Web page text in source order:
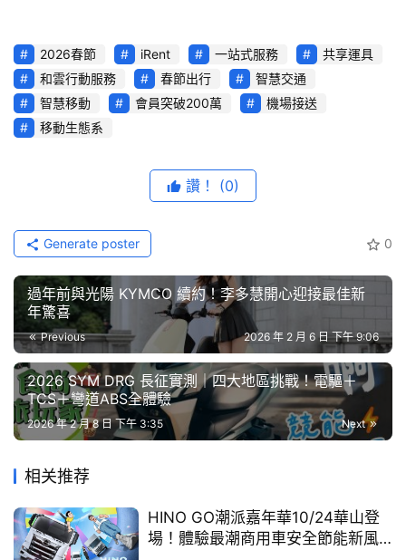
玩
C
A
R
綜
口
碑
中
車
行
百
大
古
買
iRent 寫下里程碑：突破200萬會員，規模引領「十億公
里」移動奇蹟
和雲行動服務旗下「iRent 共享車平台」在2025年正式寫
成年人中就有超過1位是iRent會員，累積超過 2,000 萬次
數據顯示，iRent會員累計行駛里程近「十億公里」，相當
於繞行地球赤道近2.5萬圈，也等於繞行台灣海岸線達17萬
圈。這龐大的移動足跡，反映了共享經濟已從「替代方案」
轉變為台灣人的「生活常態」。在今年春節期間，iRent憑
藉這股強大動能，早鳥預約數較去年同期顯著增長，成為民
眾返鄉與旅遊的首選工具。
「中台灣」租車預約暴增5成、「機場接送」年增4成：移
動需求多元化
和雲行動服務觀察今年春節早鳥預約，在國內租車方面，雙
北地區仍為需求核心，但中南部成長動能驚人。數據指出，
中彰投及桃竹苗地區的春節早鳥預約數，較去年同期提升約
2026春節 iRent 一站式服務
共享運具
和雲行動服務
春節出行
智慧交通
智慧移動
會員突破200萬
機場接送
移動生態系
讚！ (0)
0
Generate poster
過年前與光陽 KYMCO 續約！李多慧開心迎接最佳新
年驚喜
Previous 2026 年 2 月 6 日 下午 9:06
2026 SYM DRG 長征實測｜四大地區挑戰！電驅＋
TCS＋彎道ABS全體驗
Next
2026 年 2 月 8 日 下午 3:35
相关推荐
HINO GO潮派嘉年華10/24華山登
場！體驗最潮商用車安全節能新風